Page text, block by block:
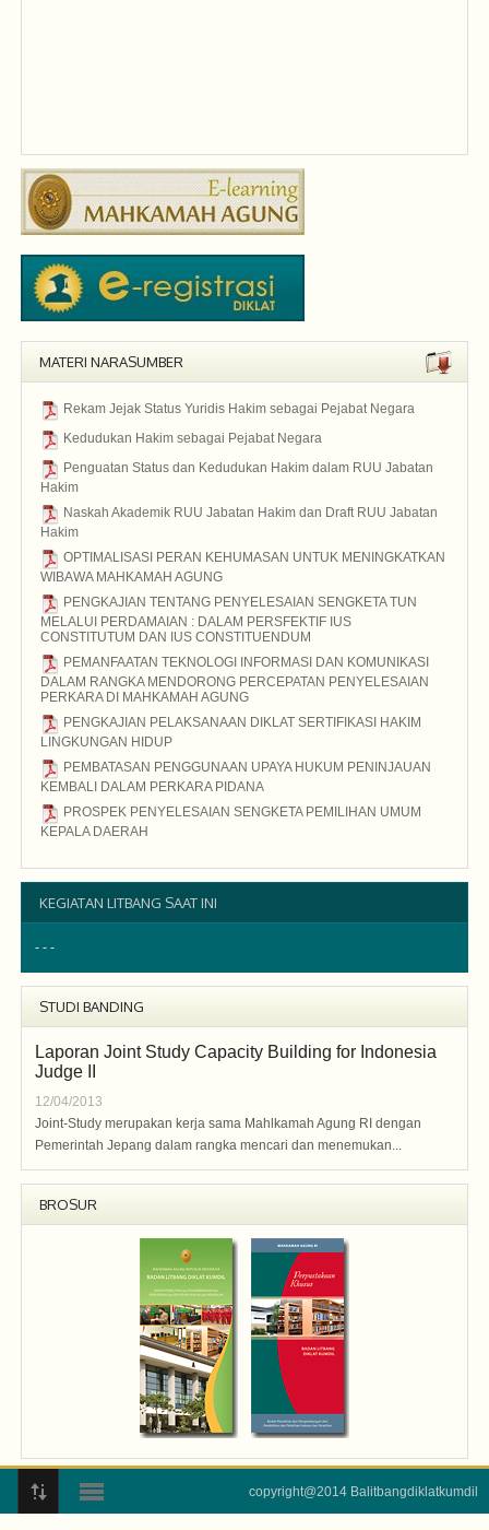
MATERI NARASUMBER
Rekam Jejak Status Yuridis Hakim sebagai Pejabat Negara
Kedudukan Hakim sebagai Pejabat Negara
Penguatan Status dan Kedudukan Hakim dalam RUU Jabatan
Hakim
Naskah Akademik RUU Jabatan Hakim dan Draft RUU Jabatan
Hakim
OPTIMALISASI PERAN KEHUMASAN UNTUK MENINGKATKAN
WIBAWA MAHKAMAH AGUNG
PENGKAJIAN TENTANG PENYELESAIAN SENGKETA TUN
MELALUI PERDAMAIAN : DALAM PERSFEKTIF IUS
CONSTITUTUM DAN IUS CONSTITUENDUM
PEMANFAATAN TEKNOLOGI INFORMASI DAN KOMUNIKASI
DALAM RANGKA MENDORONG PERCEPATAN PENYELESAIAN
PERKARA DI MAHKAMAH AGUNG
PENGKAJIAN PELAKSANAAN DIKLAT SERTIFIKASI HAKIM
LINGKUNGAN HIDUP
PEMBATASAN PENGGUNAAN UPAYA HUKUM PENINJAUAN
KEMBALI DALAM PERKARA PIDANA
PROSPEK PENYELESAIAN SENGKETA PEMILIHAN UMUM
KEPALA DAERAH
KEGIATAN LITBANG SAAT INI
- - -
STUDI BANDING
Laporan Joint Study Capacity Building for Indonesia
Judge II
12/04/2013
Joint-Study merupakan kerja sama Mahlkamah Agung RI dengan
Pemerintah Jepang dalam rangka mencari dan menemukan...
BROSUR
copyright@2014 Balitbangdiklatkumdil